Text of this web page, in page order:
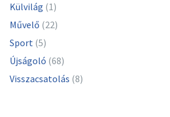
Külvilág (1)
Művelő (22)
Sport (5)
Újságoló (68)
Visszacsatolás (8)